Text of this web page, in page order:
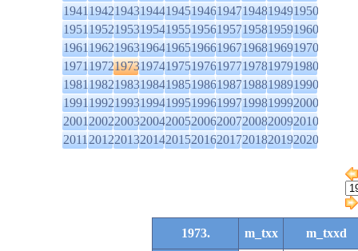
1941194219431944194519461947194819491950
1951195219531954195519561957195819591960
1961196219631964196519661967196819691970
1971197219731974197519761977197819791980
1981198219831984198519861987198819891990
1991199219931994199519961997199819992000
2001200220032004200520062007200820092010
2011201220132014201520162017201820192020
1973. m_txx
m_txxd